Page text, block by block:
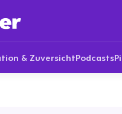
& ZuversichtPodcasts